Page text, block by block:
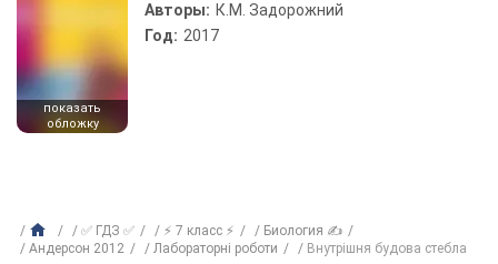
показать
обложку
Авторы: К.М. Задорожний
Год: 2017
✅ ГДЗ ✅ ⚡ 7 класс ⚡
Биология ✍
Андерсон 2012
Лабораторні роботи Внутрішня будова стебла